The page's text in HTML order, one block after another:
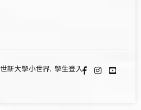
世新大學小世界. 學生登入